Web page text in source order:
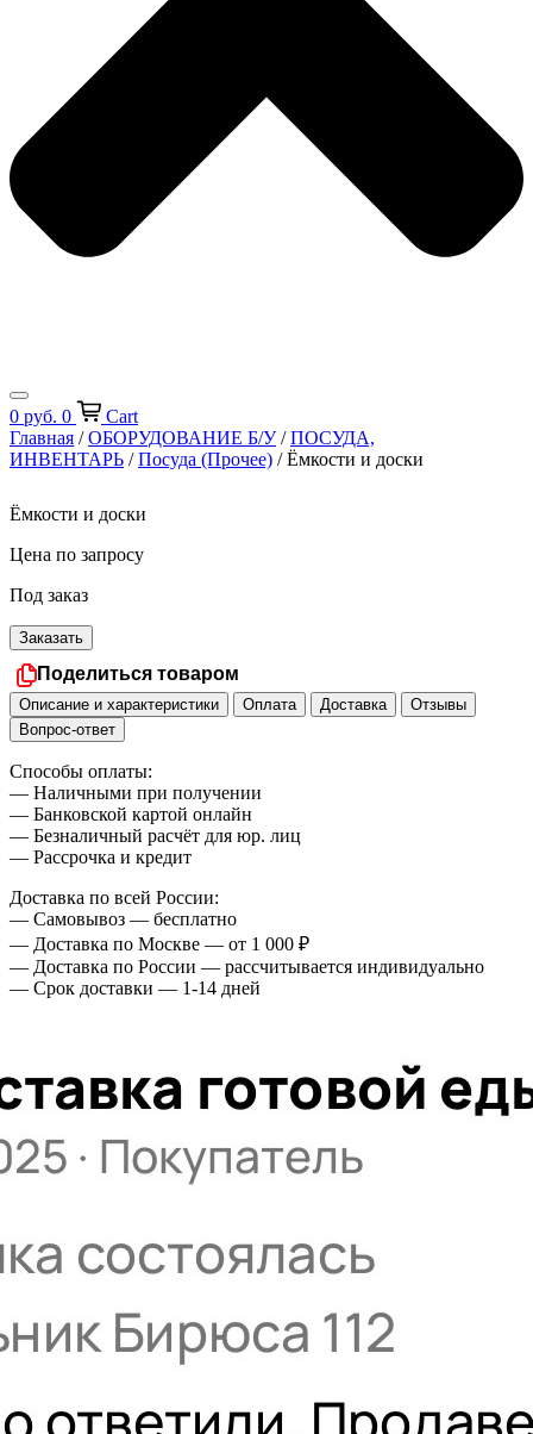
0 руб. 0
Cart
Главная /ОБОРУДОВАНИЕ Б/У/ПОСУДА,
ИНВЕНТАРЬ /Посуда (Прочее) / Ёмкости и доски
Ёмкости и доски
Цена по запросу
Под заказ
Заказать
Поделиться товаром
Описание и характеристики Оплата Доставка
Отзывы
Вопрос-ответ
Способы оплаты:
— Наличными при получении
— Банковской картой онлайн
— Безналичный расчёт для юр. лиц
— Рассрочка и кредит
Доставка по всей России:
— Самовывоз — бесплатно
— Доставка по Москве — от 1 000 ₽
— Доставка по России — рассчитывается индивидуально
— Срок доставки — 1-14 дней